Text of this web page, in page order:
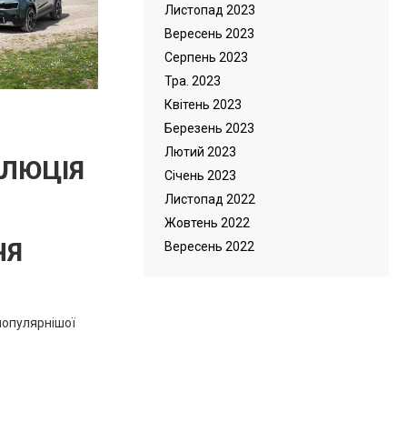
Листопад 2023
Вересень 2023
Серпень 2023
Тра. 2023
Квітень 2023
Березень 2023
Лютий 2023
Cічень 2023
Листопад 2022
Жовтень 2022
Вересень 2022